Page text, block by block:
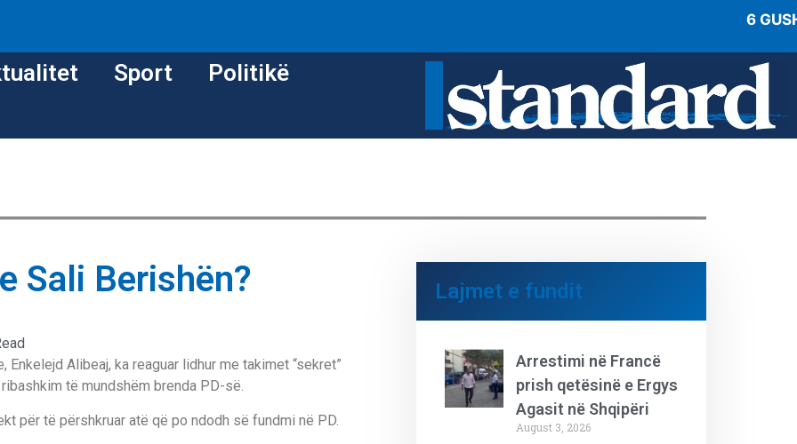
6
Sport Politikë
Sali Berishën?
Alibeaj, ka reaguar lidhur me takimet “sekret”
të mundshëm brenda PD-së.
për të përshkruar atë që po ndodh së fundmi në PD.
Lajmet e fundit
Arrestimi në Francë
prish qetësinë e Ergys
Agasit në Shqipëri
August 3, 2026